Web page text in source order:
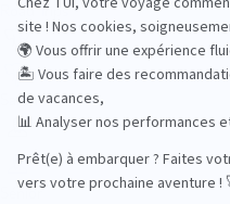
Road Trips
Safari
Sénior